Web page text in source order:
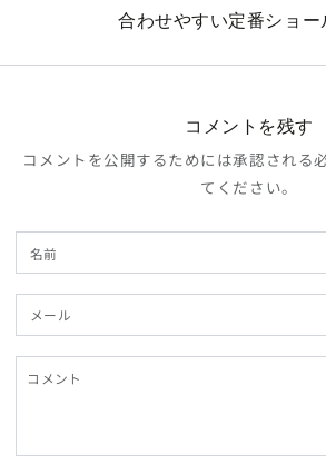
合わせやすい定番ショー
コメントを残す
コメントを公開するためには承認される
てください。
前
ー
ル
ト